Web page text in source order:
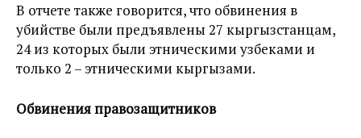
В отчете также говорится, что обвинения в
убийстве были предъявлены 27 кыргызстанцам,
24 из которых были этническими узбеками и
только 2 – этническими кыргызами.
Обвинения правозащитников